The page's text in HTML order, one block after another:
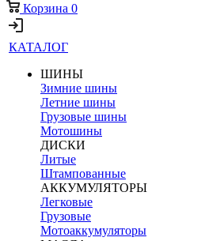
Корзина 0
КАТАЛОГ
ШИНЫ
Зимние шины
Летние шины
Грузовые шины
Мотошины
ДИСКИ
Литые
Штампованные
АККУМУЛЯТОРЫ
Легковые
Грузовые
Мотоаккумуляторы